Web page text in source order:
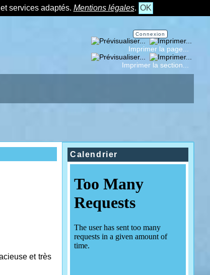
services adaptés. Mentions légales. OK
Imprimer la page...
Imprimer la section...
Connexion
et très
Calendrier